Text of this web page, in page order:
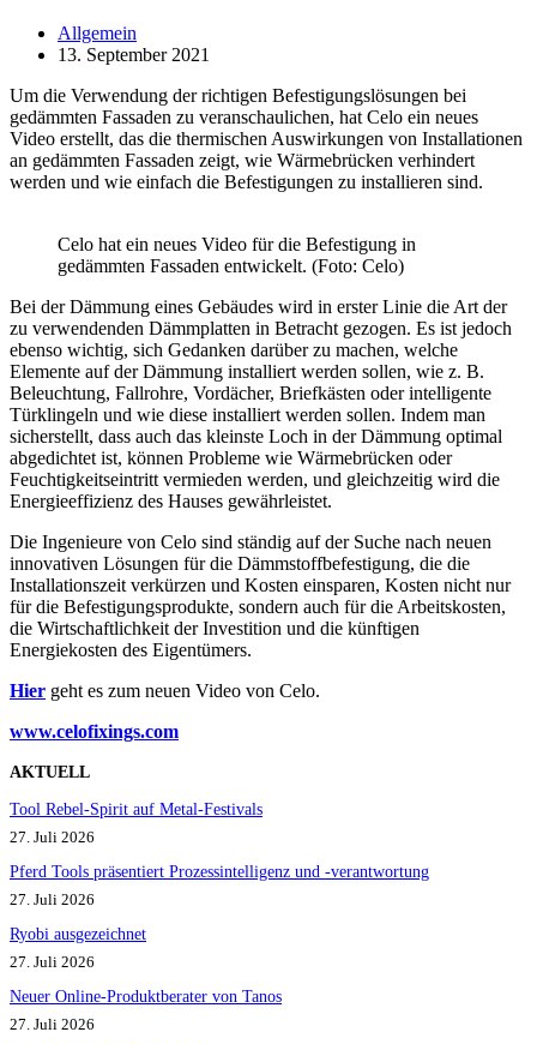
Allgemein
13. September 2021
Um die Verwendung der richtigen Befestigungslösungen bei
gedämmten Fassaden zu veranschaulichen, hat Celo ein neues
Video erstellt, das die thermischen Auswirkungen von Installationen
an gedämmten Fassaden zeigt, wie Wärmebrücken verhindert
werden und wie einfach die Befestigungen zu installieren sind.
Celo hat ein neues Video für die Befestigung in
gedämmten Fassaden entwickelt. (Foto: Celo)
Bei der Dämmung eines Gebäudes wird in erster Linie die Art der
zu verwendenden Dämmplatten in Betracht gezogen. Es ist jedoch
ebenso wichtig, sich Gedanken darüber zu machen, welche
Elemente auf der Dämmung installiert werden sollen, wie z. B.
Beleuchtung, Fallrohre, Vordächer, Briefkästen oder intelligente
Türklingeln und wie diese installiert werden sollen. Indem man
sicherstellt, dass auch das kleinste Loch in der Dämmung optimal
abgedichtet ist, können Probleme wie Wärmebrücken oder
Feuchtigkeitseintritt vermieden werden, und gleichzeitig wird die
Energieeffizienz des Hauses gewährleistet.
Die Ingenieure von Celo sind ständig auf der Suche nach neuen
innovativen Lösungen für die Dämmstoffbefestigung, die die
Installationszeit verkürzen und Kosten einsparen, Kosten nicht nur
für die Befestigungsprodukte, sondern auch für die Arbeitskosten,
die Wirtschaftlichkeit der Investition und die künftigen
Energiekosten des Eigentümers.
Hier geht es zum neuen Video von Celo.
www.celofixings.com
AKTUELL
Tool Rebel-Spirit auf Metal-Festivals
27. Juli 2026
Pferd Tools präsentiert Prozessintelligenz und -verantwortung
27. Juli 2026
Ryobi ausgezeichnet
27. Juli 2026
Neuer Online-Produktberater von Tanos
27. Juli 2026